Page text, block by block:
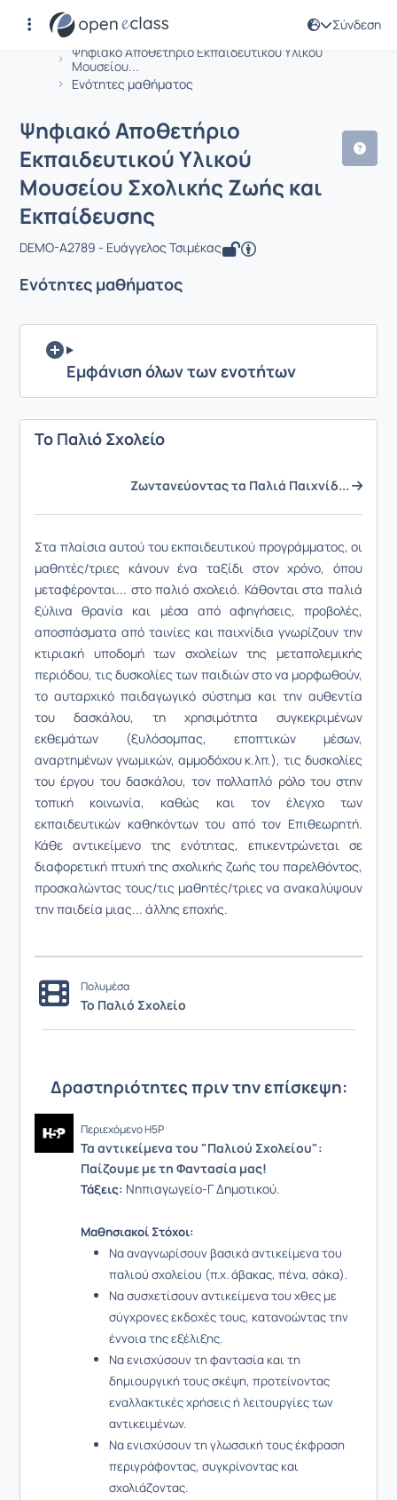
Σύνδεση
Αρχική Σελίδα
Ψηφιακό Αποθετήριο Εκπαιδευτικού Υλικού
Μουσείου...
Ενότητες μαθήματος
Μάθημα : Ψηφιακό Αποθετήριο
Ψηφιακό Αποθετήριο
Εκπαιδευτικού Υλικού
Μουσείου Σχολικής Ζωής και
Εκπαίδευσης
DEMO-A2789 - Ευάγγελος Τσιμέκας
Ενότητες μαθήματος
Εμφάνιση όλων των ενοτήτων
Το Παλιό Σχολείο
Ζωντανεύοντας τα Παλιά Παιχνίδ...
Στα πλαίσια αυτού του εκπαιδευτικού προγράμματος, οι
μαθητές/τριες κάνουν ένα ταξίδι στον χρόνο, όπου
μεταφέρονται... στο παλιό σχολειό. Κάθονται στα παλιά
ξύλινα θρανία και μέσα από αφηγήσεις, προβολές,
αποσπάσματα από ταινίες και παιχνίδια γνωρίζουν την
κτιριακή υποδομή των σχολείων της μεταπολεμικής
περιόδου, τις δυσκολίες των παιδιών στο να μορφωθούν,
το αυταρχικό παιδαγωγικό σύστημα και την αυθεντία
του δασκάλου, τη χρησιμότητα συγκεκριμένων
εκθεμάτων (ξυλόσομπας, εποπτικών μέσων,
αναρτημένων γνωμικών, αμμοδόχου κ.λπ.), τις δυσκολίες
του έργου του δασκάλου, τον πολλαπλό ρόλο του στην
τοπική κοινωνία, καθώς και τον έλεγχο των
εκπαιδευτικών καθηκόντων του από τον Επιθεωρητή.
Κάθε αντικείμενο της ενότητας, επικεντρώνεται σε
διαφορετική πτυχή της σχολικής ζωής του παρελθόντος,
προσκαλώντας τους/τις μαθητές/τριες να ανακαλύψουν
την παιδεία μιας... άλλης εποχής.
Πολυμέσα
Το Παλιό Σχολείο
Δραστηριότητες πριν την επίσκεψη:
Περιεχόμενο H5P
Τα αντικείμενα του "Παλιού Σχολείου":
Παίζουμε με τη Φαντασία μας!
Τάξεις: Νηπιαγωγείο-Γ Δημοτικού.
Μαθησιακοί Στόχοι:
Να αναγνωρίσουν βασικά αντικείμενα του
παλιού σχολείου (π.χ. άβακας, πένα, σάκα).
Να συσχετίσουν αντικείμενα του χθες με
σύγχρονες εκδοχές τους, κατανοώντας την
έννοια της εξέλιξης.
Να ενισχύσουν τη φαντασία και τη
δημιουργική τους σκέψη, προτείνοντας
εναλλακτικές χρήσεις ή λειτουργίες των
αντικειμένων.
Να ενισχύσουν τη γλωσσική τους έκφραση
περιγράφοντας, συγκρίνοντας και
σχολιάζοντας.